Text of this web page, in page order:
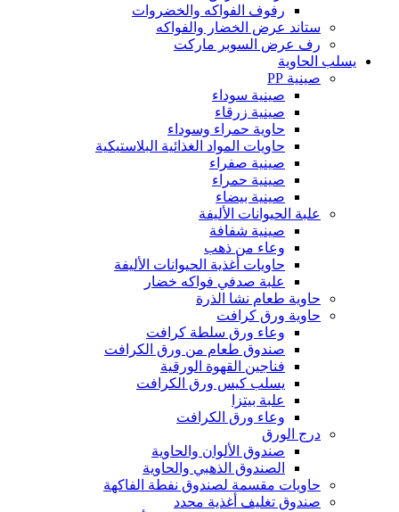
رفوف الفواكه والخضروات
ستاند عرض الخضار والفواكه
رف عرض السوبر ماركت
يسلب الحاوية
صينية PP
صينية سوداء
صينية زرقاء
حاوية حمراء وسوداء
حاويات المواد الغذائية البلاستيكية
صينية صفراء
صينية حمراء
صينية بيضاء
علبة الحيوانات الأليفة
صينية شفافة
وعاء من ذهب
حاويات أغذية الحيوانات الأليفة
علبة صدفي فواكه خضار
حاوية طعام نشا الذرة
حاوية ورق كرافت
وعاء ورق سلطة كرافت
صندوق طعام من ورق الكرافت
فناجين القهوة الورقية
يسلب كيس ورق الكرافت
علبة بيتزا
وعاء ورق الكرافت
درج الورق
صندوق الألوان والحاوية
الصندوق الذهبي والحاوية
حاويات مقسمة لصندوق نفطة الفاكهة
صندوق تغليف أغذية محدد